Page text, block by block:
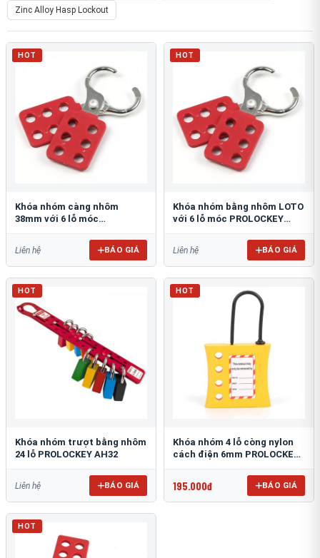
Zinc Alloy Hasp Lockout
HOT
Khóa nhóm càng nhôm
38mm với 6 lỗ móc
Liên hệ BÁO GIÁ
HOT
Khóa nhóm bằng nhôm LOTO
với 6 lỗ móc PROLOCKEY
Liên hệ BÁO GIÁ
HOT
Khóa nhóm trượt bằng nhôm
24 lỗ PROLOCKEY AH32
Liên hệ BÁO GIÁ
HOT
Khóa nhóm 4 lỗ còng nylon
cách điện 6mm PROLOCKEY
195.000đ BÁO GIÁ
HOT